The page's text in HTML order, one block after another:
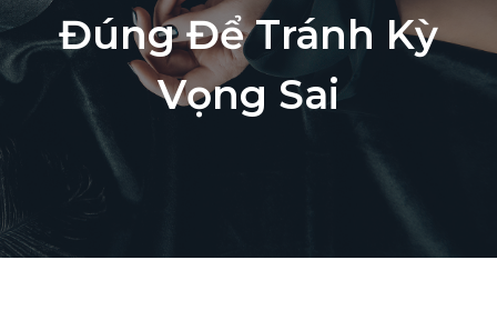
Đúng Để Tránh Kỳ
Vọng Sai